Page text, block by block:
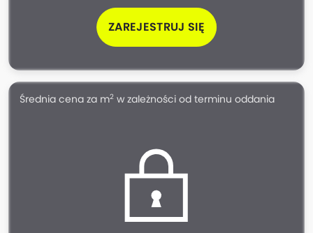
ZAREJESTRUJ SIĘ
Średnia cena za m2 w zależności od terminu oddania